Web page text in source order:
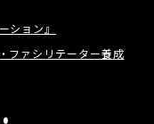
ション』
ファシリテーター養成